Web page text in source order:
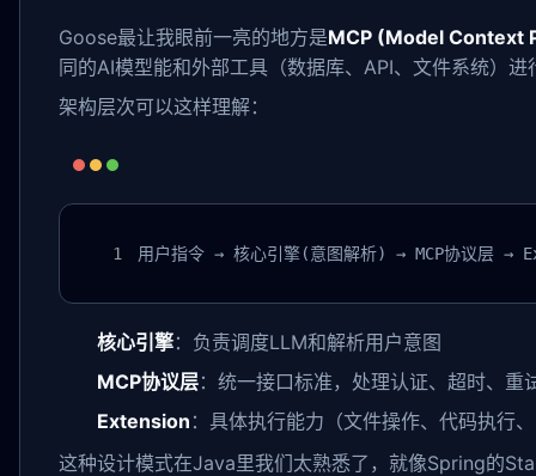
Goose最让我眼前一亮的地方是MCP (Model Context
同的AI模型能和外部工具（数据库、API、文件系统）进
架构层次可以这样理解：
用户指令 → 核心引擎(意图解析) → MCP协议层 →
核心引擎：负责调度LLM和解析用户意图
MCP协议层：统一接口标准，处理认证、超时、重
Extension ：具体执行能力（文件操作、代码执行
这种设计模式在Java里我们太熟悉了，就像Spring的